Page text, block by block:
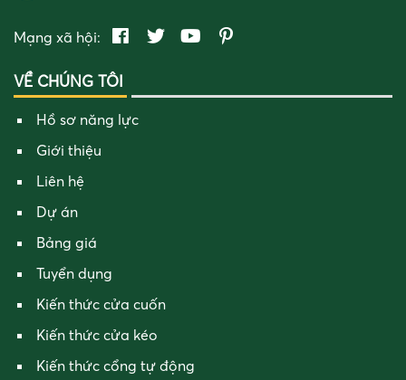
Mạng xã hội:
VỀ CHÚNG TÔI
Hồ sơ năng lực
Giới thiệu
Liên hệ
Dự án
Bảng giá
Tuyển dụng
Kiến thức cửa cuốn
Kiến thức cửa kéo
Kiến thức cổng tự động